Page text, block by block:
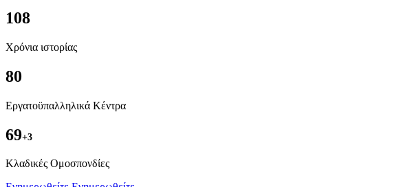
108
Χρόνια ιστορίας
80
Εργατοϋπαλληλικά Κέντρα
69+3
Kλαδικές Ομοσπονδίες